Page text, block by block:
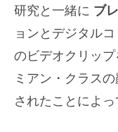
研究と一緒に ブ
ョンとデジタル
のビデオクリッ
ミアン・クラス
されたことによっ